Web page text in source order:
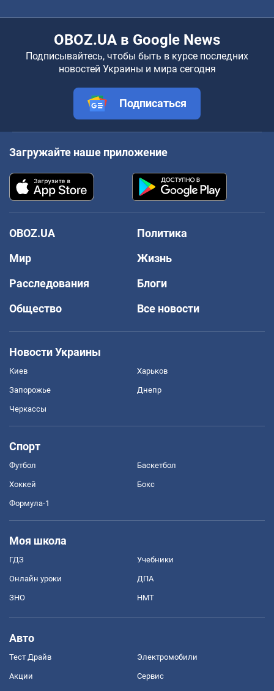
OBOZ.UA в Google News
Подписывайтесь, чтобы быть в курсе последних
новостей Украины и мира сегодня
Подписаться
Загружайте наше приложение
OBOZ.UA
Политика
Мир
Жизнь
Расследования
Блоги
Общество
Все новости
Новости Украины
Киев Харьков
Запорожье Днепр
Черкассы
Спорт
Футбол Баскетбол
Хоккей Бокс
Формула-1
Моя школа
ГДЗ Учебники
Онлайн уроки ДПА
ЗНО НМТ
Авто
Тест Драйв Электромобили
Акции Сервис